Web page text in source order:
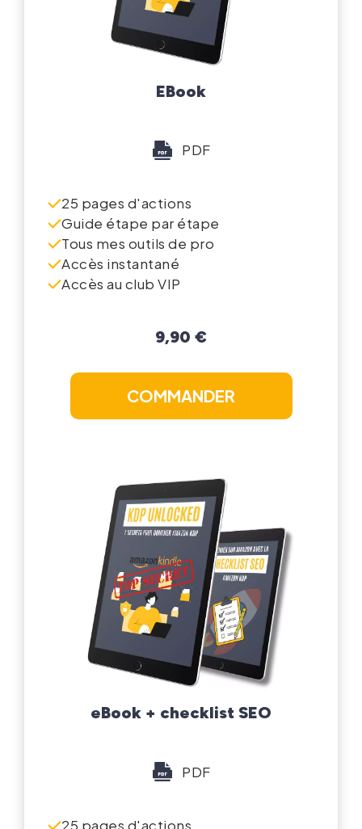
EBook
PDF
25 pages d'actions
Guide étape par étape
Tous mes outils de pro
Accès instantané
Accès au club VIP
9,90 €
COMMANDER
eBook + checklist SEO
PDF
25 pages d'actions